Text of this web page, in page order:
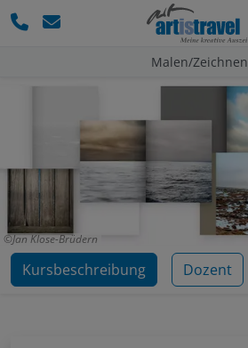
Malen/Zeichnen
Jan Klose-Brüdern
Kursbeschreibung Dozent